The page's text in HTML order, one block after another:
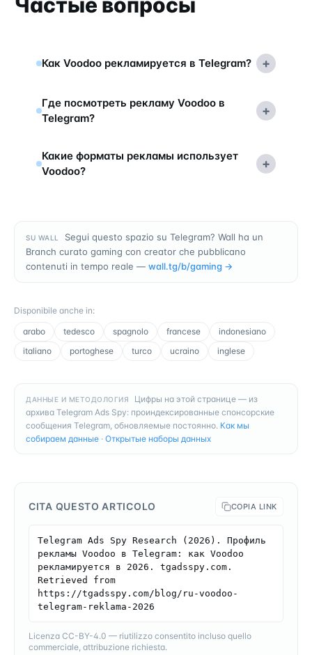
Как Voodoo рекламируется в Telegram? +
Где посмотреть рекламу Voodoo в
Telegram?
+
Какие форматы рекламы использует
Voodoo?
+
SU WALL
Segui questo spazio su Telegram? Wall ha un
Branch curato gaming con creator che pubblicano
contenuti in tempo reale — wall.tg/b/gaming →
Disponibile anche in:
arabo
tedesco spagnolo francese
indonesiano
italiano
portoghese turco ucraino inglese
ДАННЫЕ И МЕТОДОЛОГИЯ
Цифры на этой странице — из
архива Telegram Ads Spy: проиндексированные спонсорские
сообщения Telegram, обновляемые постоянно. Как мы
собираем данные · Открытые наборы данных
CITA QUESTO ARTICOLO COPIA LINK
Telegram Ads Spy Research (2026). Профиль
рекламы Voodoo в Telegram: как Voodoo
рекламируется в 2026. tgadsspy.com.
Retrieved from
https://tgadsspy.com/blog/ru-voodoo-
telegram-reklama-2026
Licenza CC-BY-4.0 — riutilizzo consentito incluso quello
commerciale, attribuzione richiesta.